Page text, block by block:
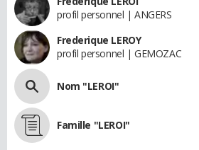
profil personnel | ANGERS
Frederique LEROY
profil personnel | GEMOZAC
Nom "LEROI"
Famille "LEROI"